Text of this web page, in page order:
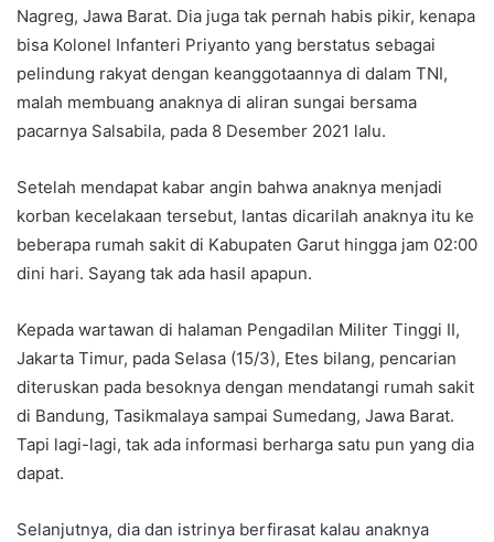
Nagreg, Jawa Barat. Dia juga tak pernah habis pikir, kenapa
bisa Kolonel Infanteri Priyanto yang berstatus sebagai
pelindung rakyat dengan keanggotaannya di dalam TNI,
malah membuang anaknya di aliran sungai bersama
pacarnya Salsabila, pada 8 Desember 2021 lalu.
Setelah mendapat kabar angin bahwa anaknya menjadi
korban kecelakaan tersebut, lantas dicarilah anaknya itu ke
beberapa rumah sakit di Kabupaten Garut hingga jam 02:00
dini hari. Sayang tak ada hasil apapun.
Kepada wartawan di halaman Pengadilan Militer Tinggi II,
Jakarta Timur, pada Selasa (15/3), Etes bilang, pencarian
diteruskan pada besoknya dengan mendatangi rumah sakit
di Bandung, Tasikmalaya sampai Sumedang, Jawa Barat.
Tapi lagi-lagi, tak ada informasi berharga satu pun yang dia
dapat.
Selanjutnya, dia dan istrinya berfirasat kalau anaknya